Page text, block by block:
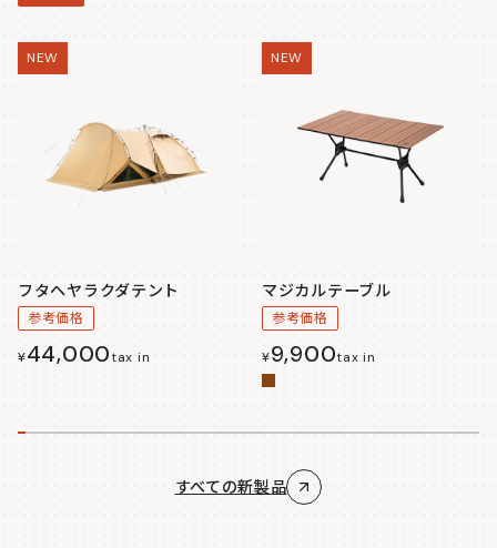
NEW
フタヘヤラクダテント
参考価格
¥44,000tax in
NEW
マジカルテーブル
参考価格
¥9,900tax in
すべての新製品